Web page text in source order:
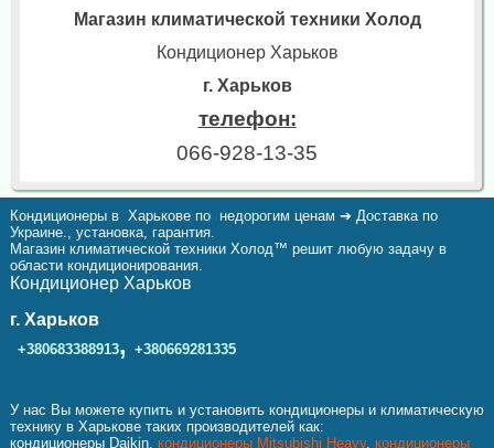
Магазин климатической техники Холод
Кондиционер Харьков
г. Харьков
телефон:
066-928-13-35
Кондиционеры в Харькове по недорогим ценам ➔ Доставка по
Украине., установка, гарантия.
Магазин климатической техники Холод™ решит любую задачу в
области кондиционирования.
Кондиционер Харьков
г. Харьков
+380683388913, +380669281335
У нас Вы можете купить и установить кондиционеры и климатическую
технику в Харькове таких производителей как:
кондиционеры Daikin, кондиционеры Mitsubishi Heavy, кондиционеры